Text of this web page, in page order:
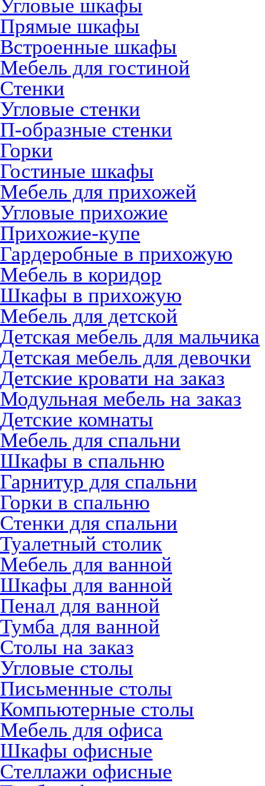
Угловые шкафы
Прямые шкафы
Встроенные шкафы
Мебель для гостиной
Стенки
Угловые стенки
П-образные стенки
Горки
Гостиные шкафы
Мебель для прихожей
Угловые прихожие
Прихожие-купе
Гардеробные в прихожую
Мебель в коридор
Шкафы в прихожую
Мебель для детской
Детская мебель для мальчика
Детская мебель для девочки
Детские кровати на заказ
Модульная мебель на заказ
Детские комнаты
Мебель для спальни
Шкафы в спальню
Гарнитур для спальни
Горки в спальню
Стенки для спальни
Туалетный столик
Мебель для ванной
Шкафы для ванной
Пенал для ванной
Тумба для ванной
Столы на заказ
Угловые столы
Письменные столы
Компьютерные столы
Мебель для офиса
Шкафы офисные
Стеллажи офисные